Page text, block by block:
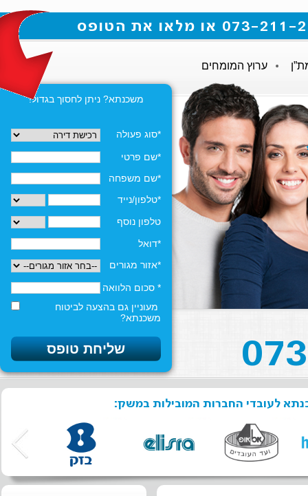
ערוץ המומחים
משכנתא? ניתן לחסוך בגדול!
*סוג פעולה
*שם פרטי
*שם משפחה
*טלפון/נייד
טלפון נוסף
*דואל
*אזור מגורים
* סכום הלוואה
מעוניין גם בהצעה לביטוח
משכנתא?
לעובדי החברות המובילות במשק: